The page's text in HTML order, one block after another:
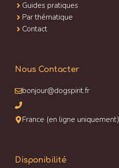
Guides pratiques
Par thématique
Contact
Nous Contacter
bonjour@dogspirit.fr
France (en ligne uniquement)
Disponibilité